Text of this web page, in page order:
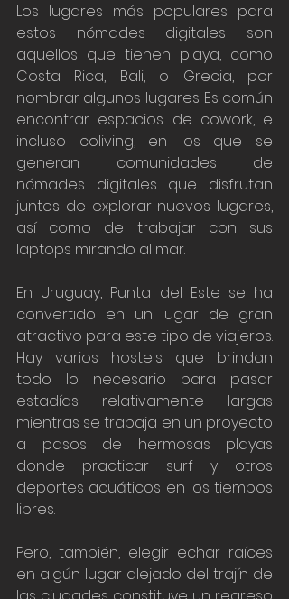
Los lugares más populares para
estos nómades digitales son
aquellos que tienen playa, como
Costa Rica, Bali, o Grecia, por
nombrar algunos lugares. Es común
encontrar espacios de cowork, e
incluso coliving, en los que se
generan comunidades de
nómades digitales que disfrutan
juntos de explorar nuevos lugares,
así como de trabajar con sus
laptops mirando al mar.
En Uruguay, Punta del Este se ha
convertido en un lugar de gran
atractivo para este tipo de viajeros.
Hay varios hostels que brindan
todo lo necesario para pasar
estadías relativamente largas
mientras se trabaja en un proyecto
a pasos de hermosas playas
donde practicar surf y otros
deportes acuáticos en los tiempos
libres.
Pero, también, elegir echar raíces
en algún lugar alejado del trajín de